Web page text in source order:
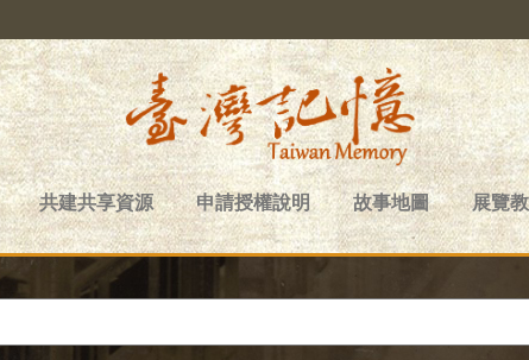
共建共享資源 申請授權說明 故事地圖 展覽